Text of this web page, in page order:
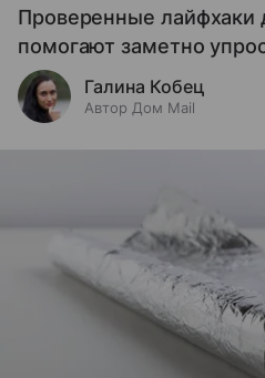
Проверенные лайфхаки
помогают заметно
Галина Кобец
Автор Дом Mail